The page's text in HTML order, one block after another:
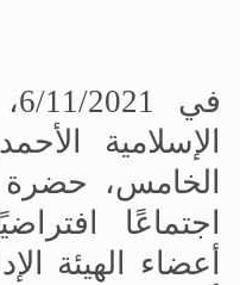
الإسلامية
الخامس،
اجتماعًا
أعضاء الهيئة